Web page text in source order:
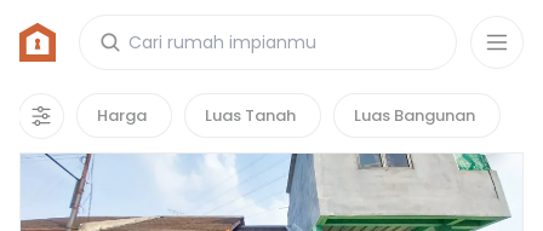
Harga Luas Tanah Luas Bangunan
Rumah di Greenhill Residences Cluster 2
3properti